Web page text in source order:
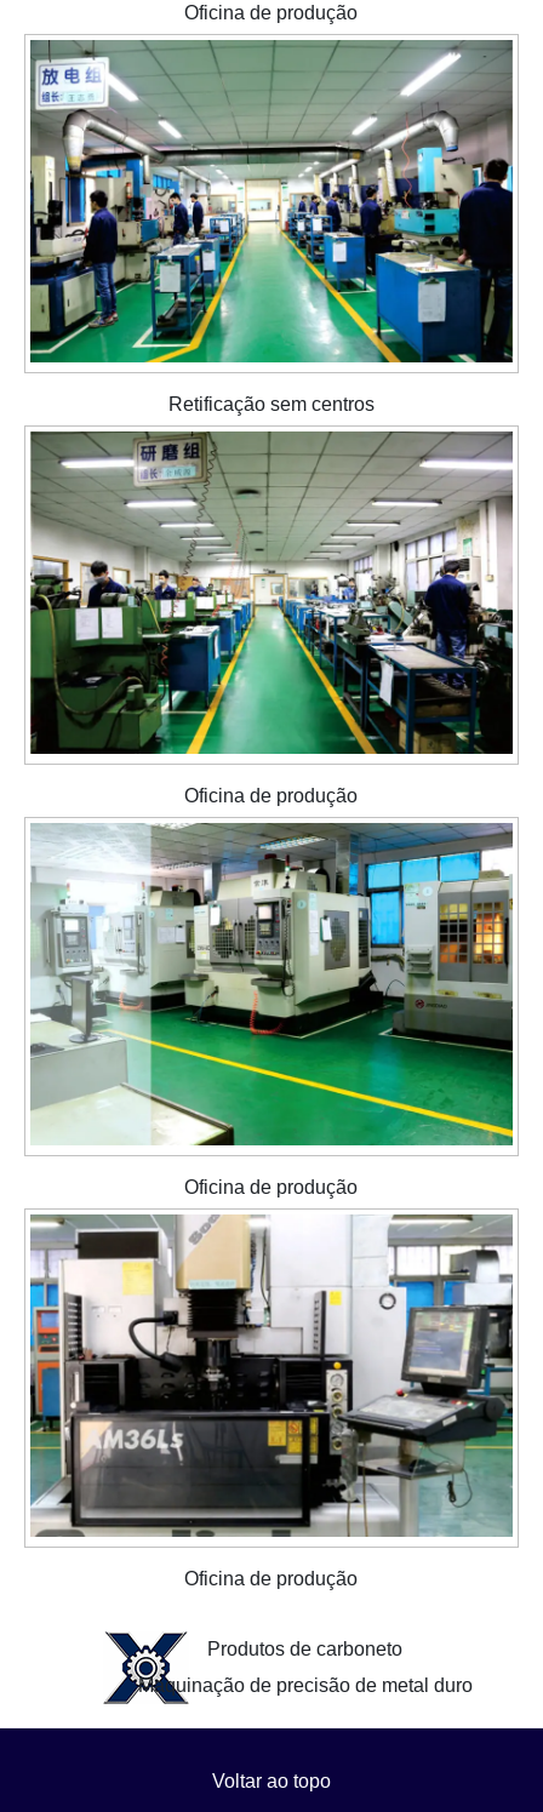
Oficina de produção
Retificação sem centros
Oficina de produção
Oficina de produção
Oficina de produção
Produtos de carboneto
Maquinação de precisão de metal duro
Voltar ao topo